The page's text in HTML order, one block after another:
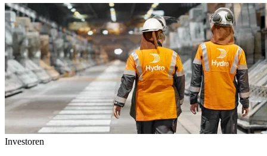
Investoren